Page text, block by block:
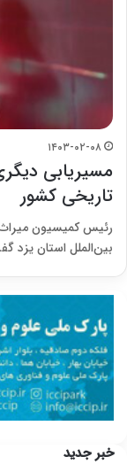
۱۴۰۳-۰۲-۰۸
مسیریابی
تاریخی کشور
رئیس کمیسیون
بین‌الملل استان یزد
خبر جدید